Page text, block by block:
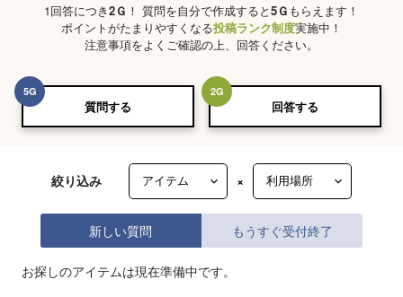
1回答につき2Ｇ ！ 質問を自分で作成すると5Ｇ もらえます！
ポイントがたまりやすくなる投稿ランク制度実施中！
注意事項をよくご確認の上、回答ください。
5G
質問する
2G
回答する
絞り込み ×
新しい質問 もうすぐ受付終了
お探しのアイテムは現在準備中です。